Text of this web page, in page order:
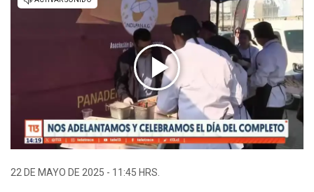
22 DE MAYO DE 2025 - 11:45 HRS.